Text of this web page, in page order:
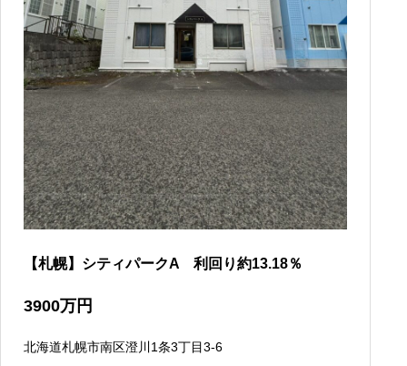
【札幌】シティパークA 利回り約13.18％
3900万円
北海道札幌市南区澄川1条3丁目3-6